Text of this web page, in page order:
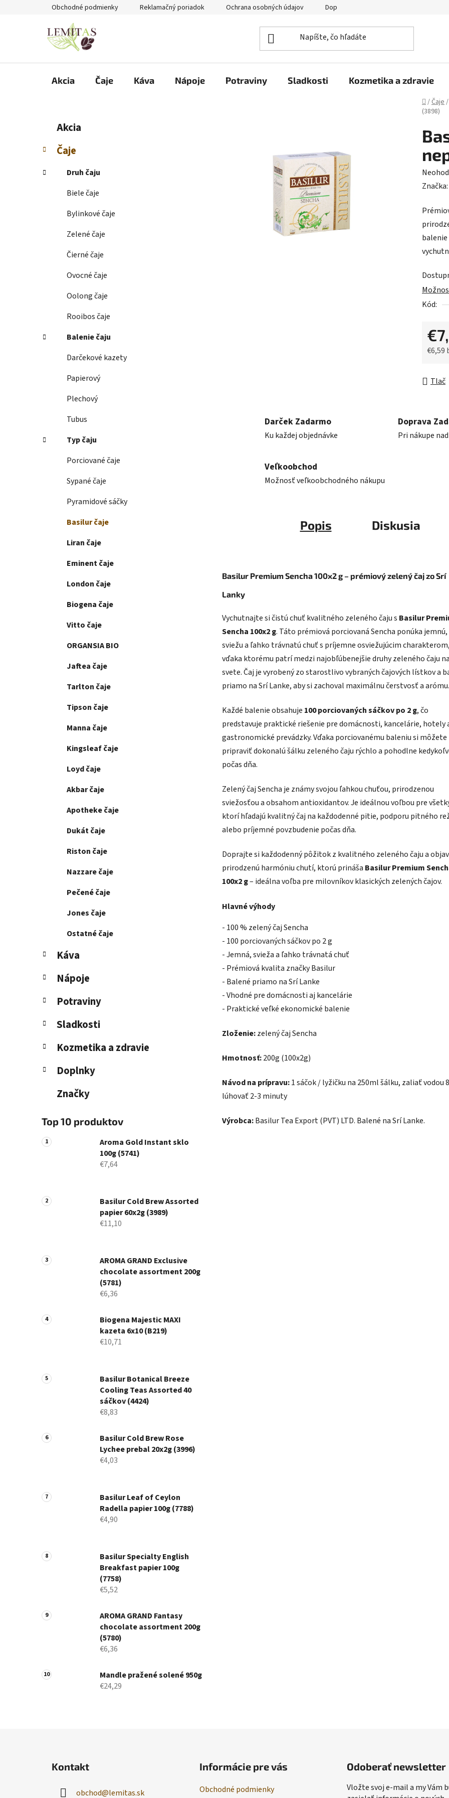
Obchodné podmienky Reklamačný poriadok Ochrana osobných údajov Doprava a platba
Akcia Čaje Káva Nápoje Potraviny Sladkosti Kozmetika a zdravie
Domov
/Čaje/
(3898)
č
ý
Preskočiť
kategórie
t
e
ó
Akcia
Čaje
Druh čaju
Biele čaje
Bylinkové čaje
Zelené čaje
Čierné čaje
Ovocné čaje
Oolong čaje
Rooibos čaje
Balenie čaju
Darčekové kazety
Papierový
Plechový
Tubus
Typ čaju
Porciované čaje
Sypané čaje
Pyramidové sáčky
Basilur čaje
Liran čaje
Eminent čaje
London čaje
Biogena čaje
Vitto čaje
ORGANSIA BIO
Jaftea čaje
Tarlton čaje
Tipson čaje
Manna čaje
Kingsleaf čaje
Loyd čaje
Akbar čaje
Apotheke čaje
Dukát čaje
Riston čaje
Nazzare čaje
Pečené čaje
Jones čaje
Ostatné čaje
Káva
Nápoje
Potraviny
Sladkosti
Kozmetika a zdravie
Doplnky
Značky
Top 10 produktov
Aroma Gold Instant sklo
100g (5741)
€7,64
Basilur Cold Brew Assorted
papier 60x2g (3989)
€11,10
AROMA GRAND Exclusive
chocolate assortment 200g
(5781)
€6,36
Biogena Majestic MAXI
kazeta 6x10 (B219)
€10,71
Basilur Botanical Breeze
Cooling Teas Assorted 40
sáčkov (4424)
€8,83
Basilur Cold Brew Rose
Lychee prebal 20x2g (3996)
€4,03
Basilur Leaf of Ceylon
Radella papier 100g (7788)
€4,90
Basilur Specialty English
Breakfast papier 100g
(7758)
€5,52
AROMA GRAND Fantasy
chocolate assortment 200g
(5780)
€6,36
Mandle pražené solené 950g
€24,29
je
0,0
z
5
Značka:
balenie
Kód:
€6,59
Tlač
Darček Zadarmo
Ku každej objednávke
Doprava
Pri nákupe
Veľkoobchod
Možnosť veľkoobchodného nákupu
Popis Diskusia
Basilur Premium Sencha 100x2 g – prémiový zelený čaj zo Srí
Lanky
Vychutnajte si čistú chuť kvalitného zeleného čaju s Basilur
Sencha 100x2 g. Táto prémiová porciovaná Sencha ponúka jemnú,
sviežu a ľahko trávnatú chuť s príjemne osviežujúcim charakterom,
vďaka ktorému patrí medzi najobľúbenejšie druhy zeleného čaju na
svete. Čaj je vyrobený zo starostlivo vybraných čajových lístkov a
priamo na Srí Lanke, aby si zachoval maximálnu čerstvosť a arómu.
Každé balenie obsahuje 100 porciovaných sáčkov po 2 g, čo
predstavuje praktické riešenie pre domácnosti, kancelárie, hotely
gastronomické prevádzky. Vďaka porciovanému baleniu si môžete
pripraviť dokonalú šálku zeleného čaju rýchlo a pohodlne
počas dňa.
Zelený čaj Sencha je známy svojou ľahkou chuťou, prirodzenou
sviežosťou a obsahom antioxidantov. Je ideálnou voľbou pre
ktorí hľadajú kvalitný čaj na každodenné pitie, podporu pitného
alebo príjemné povzbudenie počas dňa.
Doprajte si každodenný pôžitok z kvalitného zeleného čaju a
prirodzenú harmóniu chutí, ktorú prináša Basilur Premium
100x2 g– ideálna voľba pre milovníkov klasických zelených čajov.
Hlavné výhody
- 100 % zelený čaj Sencha
- 100 porciovaných sáčkov po 2 g
- Jemná, svieža a ľahko trávnatá chuť
- Prémiová kvalita značky Basilur
- Balené priamo na Srí Lanke
- Vhodné pre domácnosti aj kancelárie
- Praktické veľké ekonomické balenie
Zloženie:zelený čaj Sencha
Hmotnosť:200g (100x2g)
Návod na prípravu:1 sáčok / lyžičku na 250ml šálku, zaliať vodou
lúhovať 2-3 minuty
Výrobca:Basilur Tea Export (PVT) LTD. Balené na Srí Lanke.
Kontakt
obchod@lemitas.sk
Informácie pre vás
Obchodné podmienky
Odoberať newsletter
Vložte svoj e-mail a my Vám